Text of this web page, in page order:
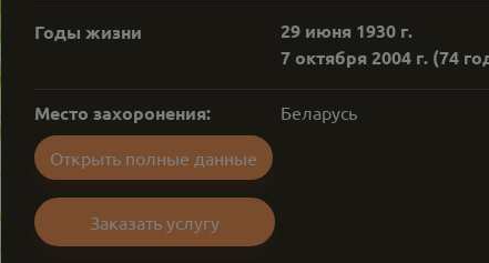
Годы жизни
29 июня 1930 г.
7 октября 2004 г. (74
Место захоронения: Беларусь
Открыть полные данные
Заказать услугу